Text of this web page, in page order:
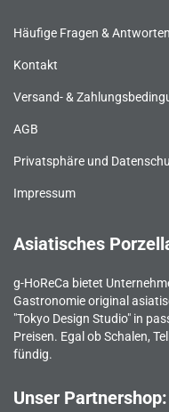
Häufige Fragen & Antworten
Kontakt
Versand- &
AGB
Privatsphäre und
Impressum
Asiatisches
g-HoReCa bietet
Gastronomie original
"Tokyo Design Studio" in
Preisen. Egal ob Schalen,
fündig.
Unser Partnershop: